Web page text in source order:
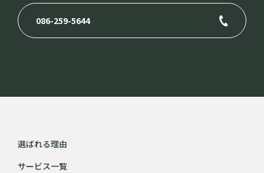
086-259-5644
選ばれる理由
サービス一覧